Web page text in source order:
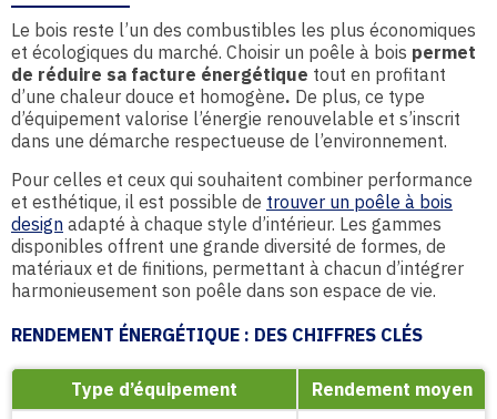
Le bois reste l’un des combustibles les plus économiques
et écologiques du marché. Choisir un poêle à bois permet
de réduire sa facture énergétique tout en profitant
d’une chaleur douce et homogène. De plus, ce type
d’équipement valorise l’énergie renouvelable et s’inscrit
dans une démarche respectueuse de l’environnement.
Pour celles et ceux qui souhaitent combiner performance
et esthétique, il est possible de trouver un poêle à bois
design adapté à chaque style d’intérieur. Les gammes
disponibles offrent une grande diversité de formes, de
matériaux et de finitions, permettant à chacun d’intégrer
harmonieusement son poêle dans son espace de vie.
RENDEMENT ÉNERGÉTIQUE : DES CHIFFRES CLÉS
Type d’équipement
Rendement moyen